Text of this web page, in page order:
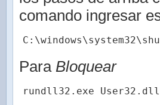
comando ingresar
Para Bloquear
rundll32.exe